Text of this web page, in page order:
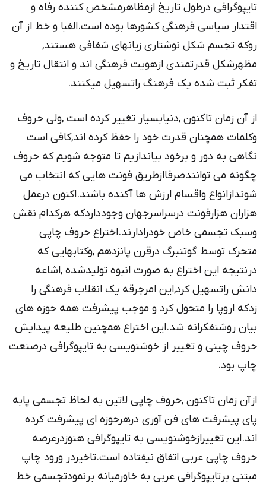
تایپوگرافی درطول تاریخ ازمظاهرمشخص کننده رفاه و
اقتدار سیاسی فرهنگی کشورها بوده است.الفبا و خط از آن
روکه تجسم شکل نوشتاری زبانهای شفافی هستند,
مظهرشکل قدرتمندی ازهویت فرهنگی اند و انتقال تاریخ و
تفکر ثبت شده یک فرهنگ راتسهیل میکنند.
از آن زمان تاکنون ,دنیابسیار تغییر کرده است ,ولی حروف
وکلمات همچنان قدرت خود را حفظ کرده اند,کافی است
نگاهی به دور و برخود بیاندازیم تا متوجه شویم که حروف
چگونه می توانندصرفاازطریق فونت هایی که انتخاب می
شوندازانواع واقسام ارزش ها آکنده باشند.اکنون درعمل
هزاران هزارفونت درسراسرجهان وجودداردکه هرکدام نقش
وسبک تجسمی خاص خودرادارند.اختراع حروف چاپی
متحرک توسط گوتنبرگ درقرن پانزدهم ,وکتابهایی که
درنتیجه این اختراع به صورت انبوه تولیدشده ,اشاعه
دانش راتسهیل کرد,این امرجرقه یک انقلاب فرهنگی را
زدکه اروپا را متحول کرد و موجب پیشرفت همه حوزه های
بیان روشنفکرانه شد.این اختراع همچنین طلیعه پیدایش
حروف چینی و تغییر از خوشنویسی به تایپوگرافی درصنعت
چاپ بود.
ازآن زمان تاکنون ,حروف چاپی لاتین به لحاظ تجسمی پابه
پای پیشرفت های فن آوری درهرحوزه ای پیشرفت کرده
اند.این تغییرازخوشنویسی به تایپوگرافی هنوزدرعرصه
حروف چاپی عربی اتفاق نیفتاده است.تاخیردر ورود چاپ
مبتنی برتایپوگرافی عربی به خاورمیانه برنمودتجسمی خط